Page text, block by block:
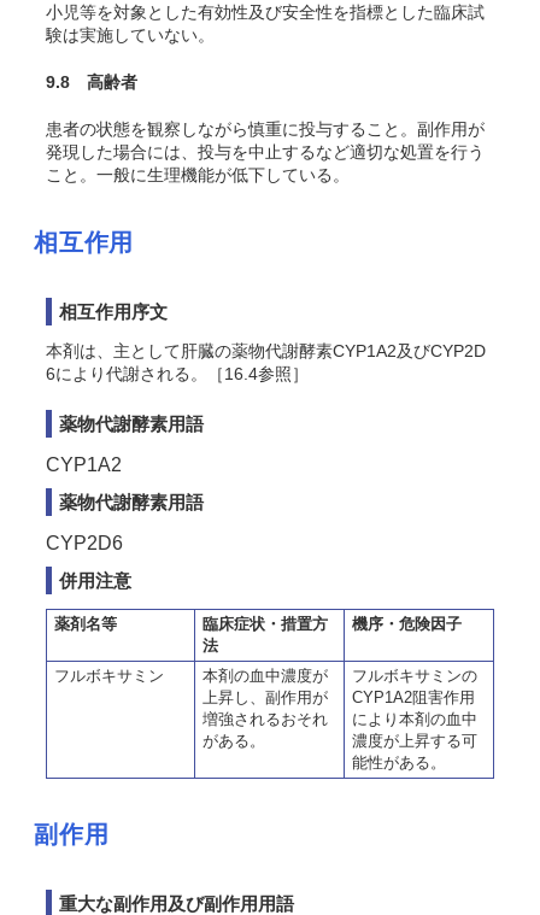
小児等を対象とした有効性及び安全性を指標とした臨床試
験は実施していない。
9.8 高齢者
患者の状態を観察しながら慎重に投与すること。副作用が
発現した場合には、投与を中止するなど適切な処置を行う
こと。一般に生理機能が低下している。
相互作用
相互作用序文
本剤は、主として肝臓の薬物代謝酵素CYP1A2及びCYP2D
6により代謝される。［16.4参照］
薬物代謝酵素用語
CYP1A2
薬物代謝酵素用語
CYP2D6
併用注意
薬剤名等
臨床症状・措置方
法
機序・危険因子
フルボキサミン
本剤の血中濃度が
上昇し、副作用が
増強されるおそれ
がある。
フルボキサミンの
CYP1A2阻害作用
により本剤の血中
濃度が上昇する可
能性がある。
副作用
重大な副作用及び副作用用語